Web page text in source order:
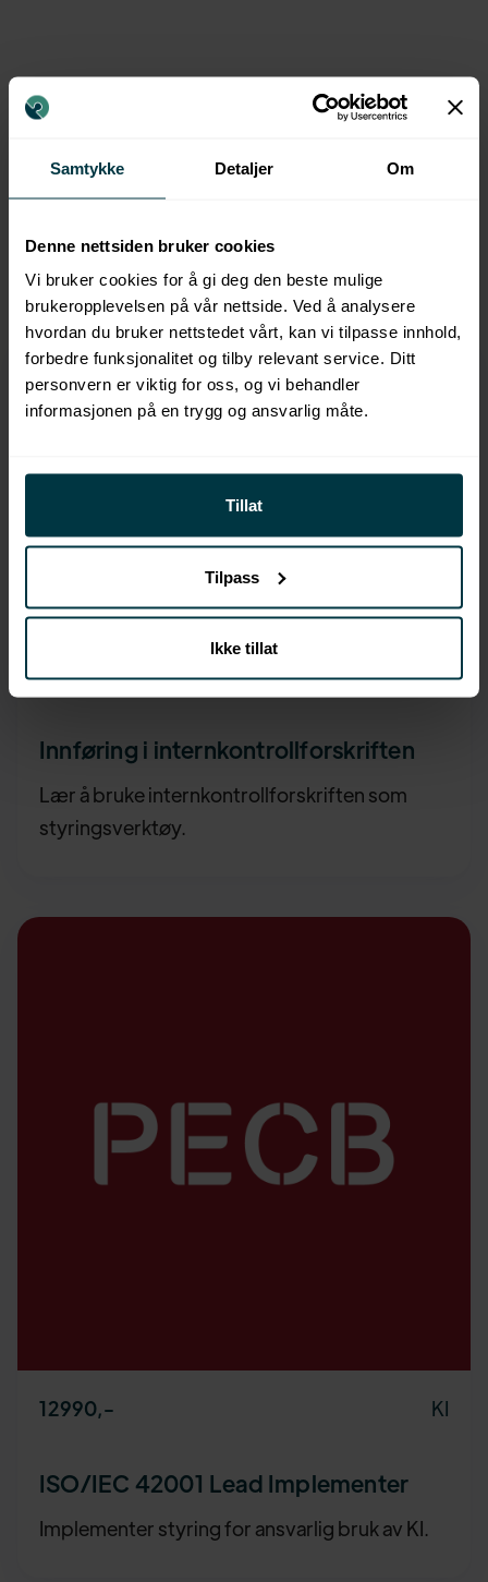
Samtykke Detaljer Om
Denne nettsiden bruker cookies
Vi bruker cookies for å gi deg den beste mulige
brukeropplevelsen på vår nettside. Ved å analysere
hvordan du bruker nettstedet vårt, kan vi tilpasse innhold,
forbedre funksjonalitet og tilby relevant service. Ditt
personvern er viktig for oss, og vi behandler
informasjonen på en trygg og ansvarlig måte.
Tillat
Tilpass
Ikke tillat
FLERE KURS
990,- Kvalitet
Innføring i internkontrollforskriften
Lær å bruke internkontrollforskriften som
styringsverktøy.
12990,- KI
ISO/IEC 42001 Lead Implementer
Implementer styring for ansvarlig bruk av KI.